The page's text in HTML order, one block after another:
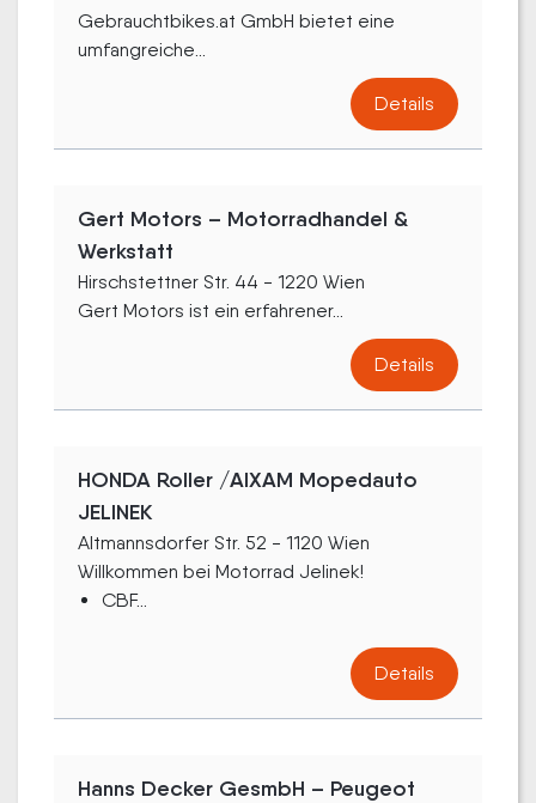
Gebrauchtbikes.at GmbH bietet eine
umfangreiche...
Details
Gert Motors – Motorradhandel &
Werkstatt
Hirschstettner Str. 44 - 1220 Wien
Gert Motors ist ein erfahrener...
Details
HONDA Roller /AIXAM Mopedauto
JELINEK
Altmannsdorfer Str. 52 - 1120 Wien
Willkommen bei Motorrad Jelinek!
CBF...
Details
Hanns Decker GesmbH – Peugeot